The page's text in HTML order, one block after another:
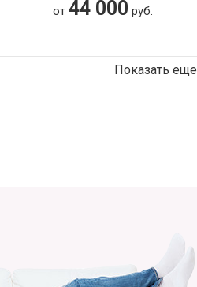
от 44 000 руб.
Показать еще